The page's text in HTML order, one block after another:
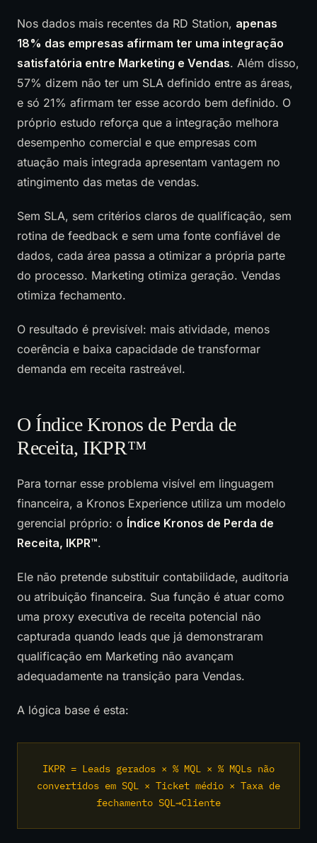
Nos dados mais recentes da RD Station, apenas
18% das empresas afirmam ter uma integração
satisfatória entre Marketing e Vendas. Além disso,
57% dizem não ter um SLA definido entre as áreas,
e só 21% afirmam ter esse acordo bem definido. O
próprio estudo reforça que a integração melhora
desempenho comercial e que empresas com
atuação mais integrada apresentam vantagem no
atingimento das metas de vendas.
Sem SLA, sem critérios claros de qualificação, sem
rotina de feedback e sem uma fonte confiável de
dados, cada área passa a otimizar a própria parte
do processo. Marketing otimiza geração. Vendas
otimiza fechamento.
O resultado é previsível: mais atividade, menos
coerência e baixa capacidade de transformar
demanda em receita rastreável.
O Índice Kronos de Perda de
Receita, IKPR™
Para tornar esse problema visível em linguagem
financeira, a Kronos Experience utiliza um modelo
gerencial próprio: o Índice Kronos de Perda de
Receita, IKPR™.
Ele não pretende substituir contabilidade, auditoria
ou atribuição financeira. Sua função é atuar como
uma proxy executiva de receita potencial não
capturada quando leads que já demonstraram
qualificação em Marketing não avançam
adequadamente na transição para Vendas.
A lógica base é esta:
IKPR = Leads gerados × % MQL × % MQLs não
convertidos em SQL × Ticket médio × Taxa de
fechamento SQL→Cliente